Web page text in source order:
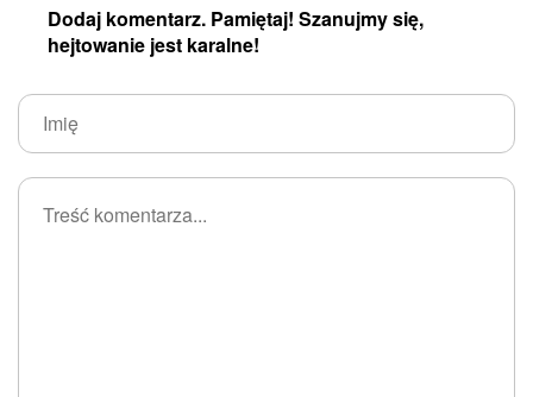
Dodaj komentarz. Pamiętaj! Szanujmy się,
hejtowanie jest karalne!